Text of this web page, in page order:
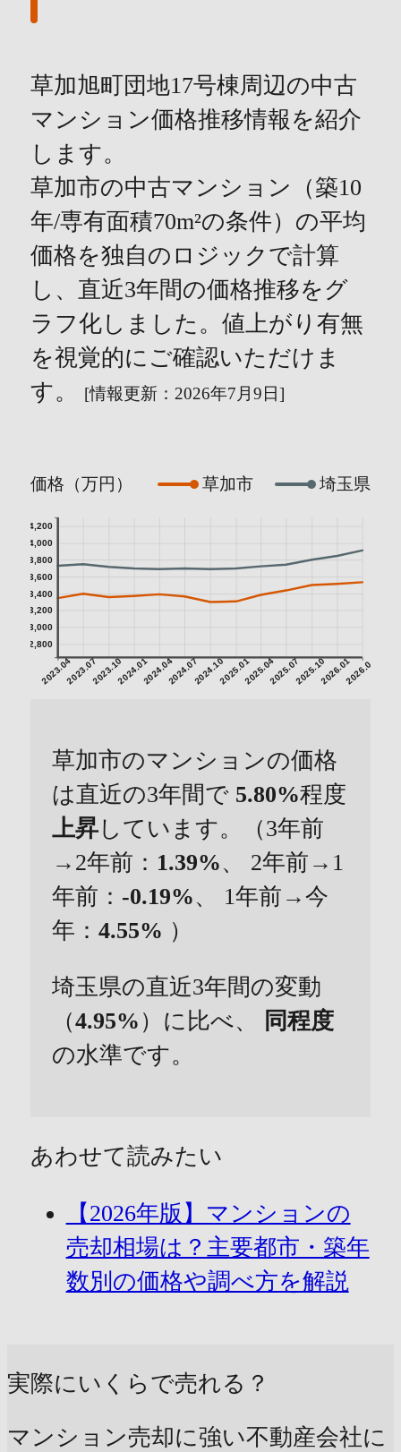
草加旭町団地17号棟周辺の中古
マンション価格推移情報を紹介
します。
草加市の中古マンション（築10
年/専有面積70m²の条件）の平均
価格を独自のロジックで計算
し、直近3年間の価格推移をグ
ラフ化しました。値上がり有無
を視覚的にご確認いただけま
す。
[情報更新：2026年7月9日]
価格（万円） 草加市 埼玉県
2023.042023.072023.102024.012024.042024.072024.102025.012025.042025.072025.102026.012026.04
2,800
3,000
3,200
3,400
3,600
3,800
4,000
4,200
草加市のマンションの価格
は直近の3年間で 5.80%程度
上昇しています。（3年前
→2年前： 1.39%、 2年前→1
年前： -0.19%、 1年前→今
年： 4.55% ）
埼玉県の直近3年間の変動
（4.95% ）に比べ、
同程度
の水準です。
あわせて読みたい
【2026年版】マンションの
売却相場は？主要都市・築年
数別の価格や調べ方を解説
実際にいくらで売れる？
マンション売却に強い不動産会社に